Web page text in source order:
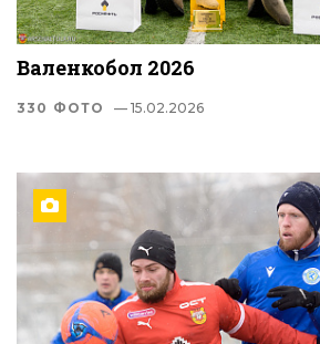
Валенкобол 2026
330 ФОТО — 15.02.2026